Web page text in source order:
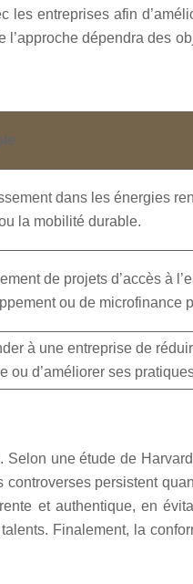
les entreprises afin
dépendra des
dans les énergies
la mobilité durable.
de projets d’accès à
ou de microfinance
à une entreprise de
ou d’améliorer ses
une étude de
persistent
et authentique, en
Finalement, la